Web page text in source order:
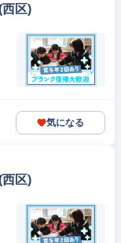
区)
気になる
区)